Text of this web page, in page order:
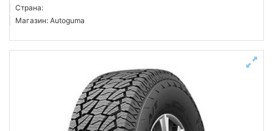
Страна:
Магазин: Autoguma